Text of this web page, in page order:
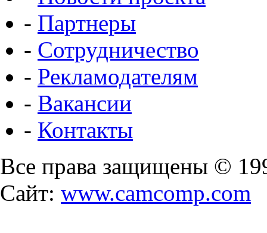
- Партнеры
- Сотрудничество
- Рекламодателям
- Вакансии
- Контакты
Все права защищены ©
Сайт: www.camcomp.com